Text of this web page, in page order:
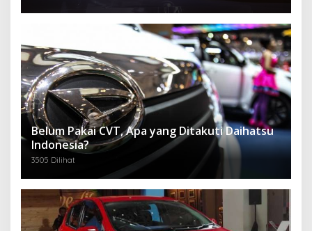
Belum Pakai CVT, Apa yang Ditakuti Daihatsu
Indonesia?
3505 Dilihat